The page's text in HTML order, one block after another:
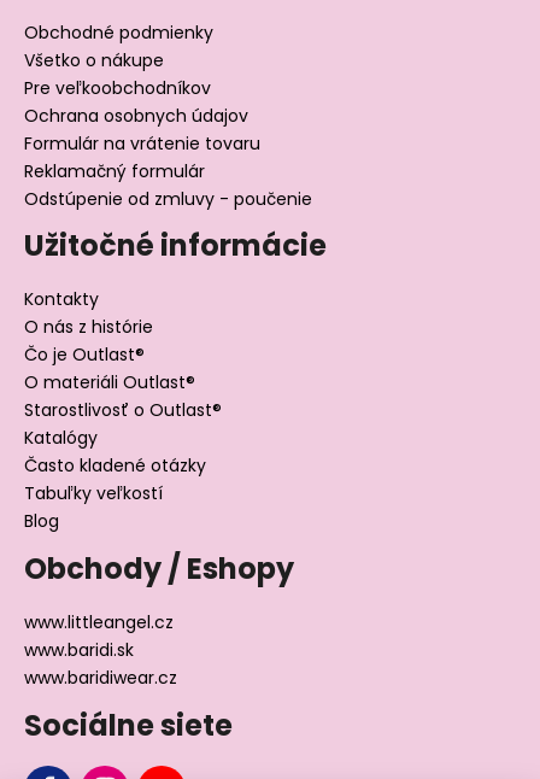
Obchodné podmienky
Všetko o nákupe
Pre veľkoobchodníkov
Ochrana osobnych údajov
Formulár na vrátenie tovaru
Reklamačný formulár
Odstúpenie od zmluvy - poučenie
Užitočné informácie
Kontakty
O nás z histórie
Čo je Outlast®
O materiáli Outlast®
Starostlivosť o Outlast®
Katalógy
Často kladené otázky
Tabuľky veľkostí
Blog
Obchody / Eshopy
www.littleangel.cz
www.baridi.sk
www.baridiwear.cz
Sociálne siete